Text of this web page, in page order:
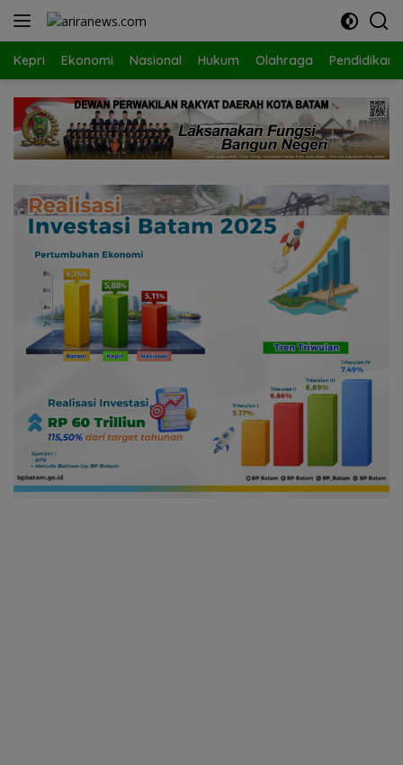
Langsung
Kepri Ekonomi Nasional Hukum Olahraga Pendidikan